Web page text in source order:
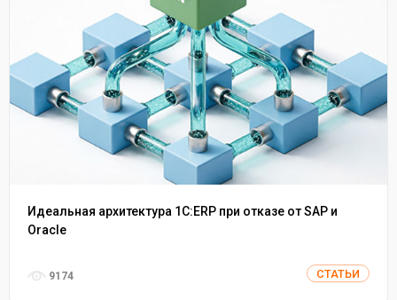
Идеальная архитектура 1С:ERP при отказе от SAP и
Oracle
9174 СТАТЬИ